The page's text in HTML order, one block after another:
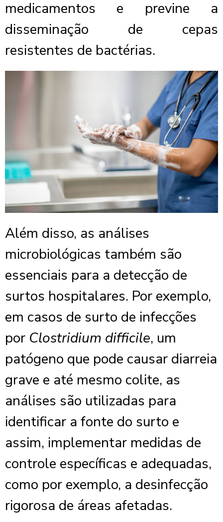
medicamentos e previne a
disseminação de cepas
resistentes de bactérias.
Além disso, as análises
microbiológicas também são
essenciais para a detecção de
surtos hospitalares. Por exemplo,
em casos de surto de infecções
por Clostridium difficile, um
patógeno que pode causar diarreia
grave e até mesmo colite, as
análises são utilizadas para
identificar a fonte do surto e
assim, implementar medidas de
controle específicas e adequadas,
como por exemplo, a desinfecção
rigorosa de áreas afetadas.